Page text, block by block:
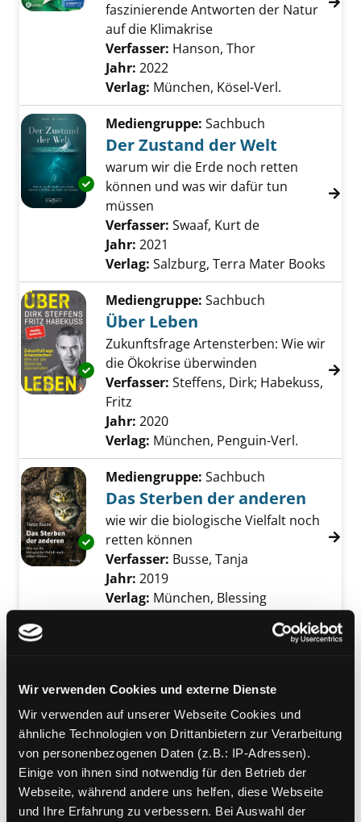
Wir verwenden Cookies und externe Dienste
Wir verwenden auf unserer Webseite Cookies und
ähnliche Technologien von Drittanbietern zur Verarbeitung
von personenbezogenen Daten (z.B.: IP-Adressen).
Einige von ihnen sind notwendig für den Betrieb der
Webseite, während andere uns helfen, diese Webseite
und Ihre Erfahrung zu verbessern. Bei Auswahl der
faszinierende Antworten der Natur
auf die Klimakrise
Verfasser: Hanson, Thor
Jahr: 2022
Verlag: München, Kösel-Verl.
Exemplar-Details von Der Zustand der Welt
Mediengruppe: Sachbuch
Der Zustand der Welt
warum wir die Erde noch retten
können und was wir dafür tun
müssen
Verfasser: Swaaf, Kurt de
Jahr: 2021
Verlag: Salzburg, Terra Mater Books
Exemplar-Details von Über Leben anzeigen
Mediengruppe: Sachbuch
Über Leben
Zukunftsfrage Artensterben: Wie wir
die Ökokrise überwinden
Verfasser: Steffens, Dirk; Habekuss,
Fritz
Jahr: 2020
Verlag: München, Penguin-Verl.
Exemplar-Details von Das Sterben der
Mediengruppe: Sachbuch
Das Sterben der anderen
wie wir die biologische Vielfalt noch
retten können
Verfasser: Busse, Tanja
Jahr: 2019
Verlag: München, Blessing
Exemplar-Details von Mozart und die List
Hirse
Verfasser: Koechlin, Florianne;
Battaglia, DeniseSuche nach diesem
Jahr:2012Verlag: Basel, Lenos
Mediengruppe:Kinderbuch
Herzverwandt